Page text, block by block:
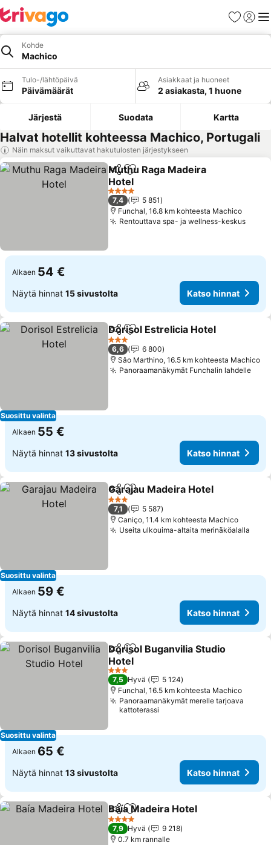
Suosikit
Kohde
Machico
Tulo-/lähtöpäivä
Päivämäärät
Asiakkaat ja huoneet
2 asiakasta, 1 huone
Järjestä Suodata Kartta
Halvat hotellit kohteessa Machico, Portugali
Näin maksut vaikuttavat hakutulosten järjestykseen
Jaa Lisää suosikkeihin
Muthu Raga Madeira
Hotel
4 Tähtiluokitus
7,4
5 851
Funchal, 16.8 km kohteesta Machico
Rentouttava spa- ja wellness-keskus
Alkaen 54 €
Näytä hinnat 15 sivustolta Katso hinnat
Suosittu valinta
Jaa Lisää suosikkeihin
Dorisol Estrelicia Hotel
3 Tähtiluokitus
6,6
6 800
Sâo Marthino, 16.5 km kohteesta Machico
Panoraamanäkymät Funchalin lahdelle
Alkaen 55 €
Näytä hinnat 13 sivustolta Katso hinnat
Suosittu valinta
Jaa Lisää suosikkeihin
Garajau Madeira Hotel
3 Tähtiluokitus
7,1
5 587
Caniço, 11.4 km kohteesta Machico
Useita ulkouima-altaita merinäköalalla
Alkaen 59 €
Näytä hinnat 14 sivustolta Katso hinnat
Suosittu valinta
Jaa Lisää suosikkeihin
Dorisol Buganvilia Studio
Hotel
3 Tähtiluokitus
7,5 Hyvä
5 124
Funchal, 16.5 km kohteesta Machico
Panoraamanäkymät merelle tarjoava
kattoterassi
Alkaen 65 €
Näytä hinnat 13 sivustolta Katso hinnat
Jaa Lisää suosikkeihin
Baía Madeira Hotel
4 Tähtiluokitus
7,9 Hyvä
9 218
0.7 km rannalle